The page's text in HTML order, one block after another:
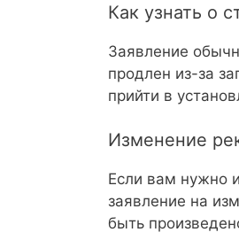
Как узнать о
Заявление
продлен из-за
прийти в
Изменение
Если вам нужно
заявление на
быть